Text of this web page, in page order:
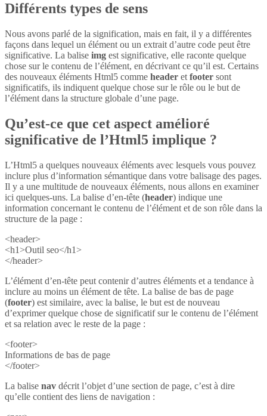
Différents types de sens
Nous avons parlé de la signification, mais en fait, il y a différentes
façons dans lequel un élément ou un extrait d’autre code peut être
significative. La balise img est significative, elle raconte quelque
chose sur le contenu de l’élément, en décrivant ce qu’il est. Certains
des nouveaux éléments Html5 comme header et footer sont
significatifs, ils indiquent quelque chose sur le rôle ou le but de
l’élément dans la structure globale d’une page.
Qu’est-ce que cet aspect amélioré
significative de l’Html5 implique ?
L’Html5 a quelques nouveaux éléments avec lesquels vous pouvez
inclure plus d’information sémantique dans votre balisage des pages.
Il y a une multitude de nouveaux éléments, nous allons en examiner
ici quelques-uns. La balise d’en-tête (header) indique une
information concernant le contenu de l’élément et de son rôle dans la
structure de la page :
<header>
<h1>Outil seo</h1>
</header>
L’élément d’en-tête peut contenir d’autres éléments et a tendance à
inclure au moins un élément de tête. La balise de bas de page
(footer) est similaire, avec la balise, le but est de nouveau
d’exprimer quelque chose de significatif sur le contenu de l’élément
et sa relation avec le reste de la page :
<footer>
Informations de bas de page
</footer>
La balise nav décrit l’objet d’une section de page, c’est à dire
qu’elle contient des liens de navigation :